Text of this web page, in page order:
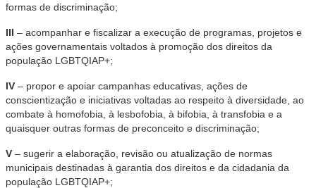
formas de discriminação;
III – acompanhar e fiscalizar a execução de programas, projetos e
ações governamentais voltados à promoção dos direitos da
população LGBTQIAP+;
IV – propor e apoiar campanhas educativas, ações de
conscientização e iniciativas voltadas ao respeito à diversidade, ao
combate à homofobia, à lesbofobia, à bifobia, à transfobia e a
quaisquer outras formas de preconceito e discriminação;
V – sugerir a elaboração, revisão ou atualização de normas
municipais destinadas à garantia dos direitos e da cidadania da
população LGBTQIAP+;